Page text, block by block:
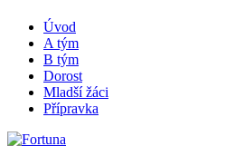
Úvod
A tým
B tým
Dorost
Mladší žáci
Přípravka